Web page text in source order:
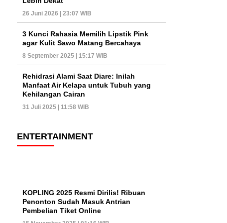
26 Juni 2026 | 23:07 WIB
3 Kunci Rahasia Memilih Lipstik Pink
agar Kulit Sawo Matang Bercahaya
8 September 2025 | 15:17 WIB
Rehidrasi Alami Saat Diare: Inilah
Manfaat Air Kelapa untuk Tubuh yang
Kehilangan Cairan
31 Juli 2025 | 11:58 WIB
ENTERTAINMENT
KOPLING 2025 Resmi Dirilis! Ribuan
Penonton Sudah Masuk Antrian
Pembelian Tiket Online